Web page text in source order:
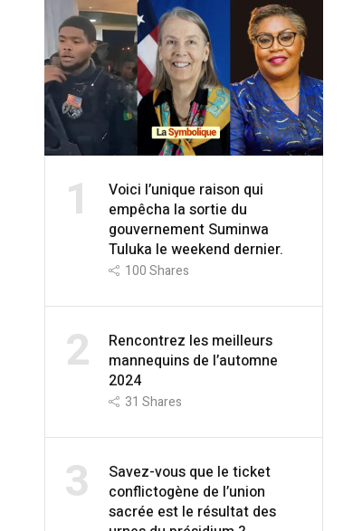
1
Voici l’unique raison qui
empêcha la sortie du
gouvernement Suminwa
Tuluka le weekend dernier.
100Shares
2
Rencontrez les meilleurs
mannequins de l’automne
2024
31 Shares
3
Savez-vous que le ticket
conflictogène de l’union
sacrée est le résultat des